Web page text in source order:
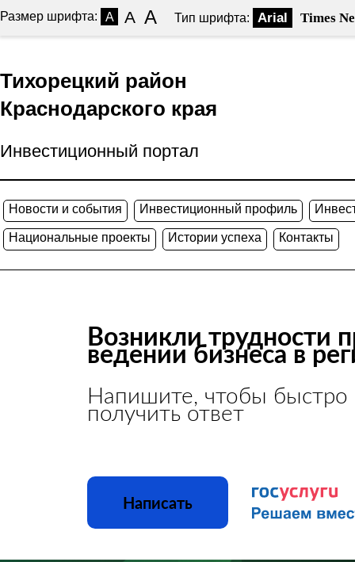
Размер шрифта: A A A Тип шрифта: Arial Times
Тихорецкий район
Краснодарского края
Инвестиционный портал
Новости и события Инвестиционный профиль
Национальные проекты Истории успеха Контакты
Возникли трудности
ведении бизнеса в
Напишите, чтобы быстро
получить ответ
Написать